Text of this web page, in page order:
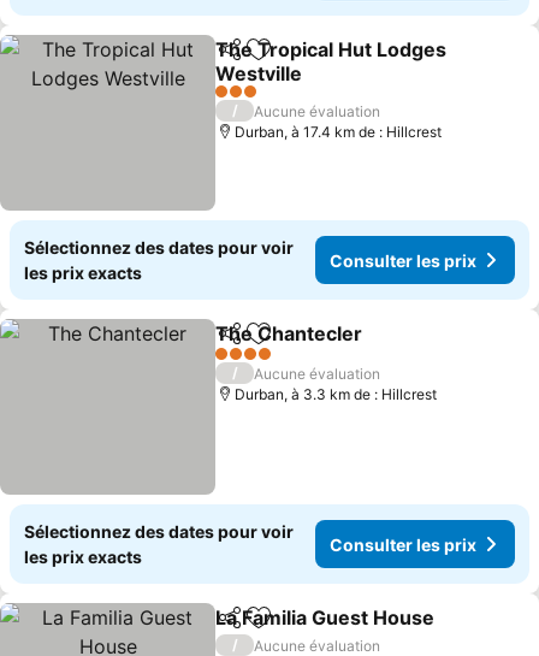
PartagerAjouter à mes favoris
The Tropical Hut Lodges
Westville
Consulter les prix
3 Étoiles
/
Aucune évaluation
Durban, à 17.4 km de : Hillcrest
Sélectionnez des dates pour voir
les prix exacts
Consulter les prix
PartagerAjouter à mes favoris
The Chantecler
4 Étoiles
/
Aucune évaluation
Durban, à 3.3 km de : Hillcrest
Sélectionnez des dates pour voir
les prix exacts
Consulter les prix
PartagerAjouter à mes favoris
La Familia Guest House
/
Aucune évaluation